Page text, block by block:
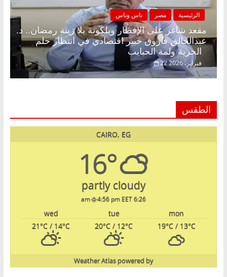
الرئيسية مصر ناس وناس
مقعد شاغر على الإفطار وبلكونة بلا زينة رمضان.. د.
عبدالخالق فاروق خبير اقتصادي في انتظار حلم
22 فبراير، 2026
الطقس
CAIRO, EG
16°
partly cloudy
6:26 am
4:56 pm EET
mon
tue
wed
19°C/ 13°C
20°C / 12°C
21°C / 14°C
powered by
Weather Atlas